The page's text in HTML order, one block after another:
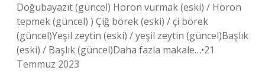
Doğubayazıt (güncel) Horon vurmak (eski) / Horon
tepmek (güncel) ) Çiğ börek (eski) / çi börek
(güncel)Yeşil zeytin (eski) / yeşil zeytin (güncel)Başlık
(eski) / Başlık (güncel)Daha fazla makale…•21
Temmuz 2023